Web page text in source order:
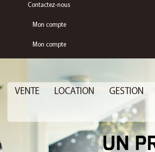
Contactez-nous
Mon compte
Mon compte
VENTE LOCATION GESTION